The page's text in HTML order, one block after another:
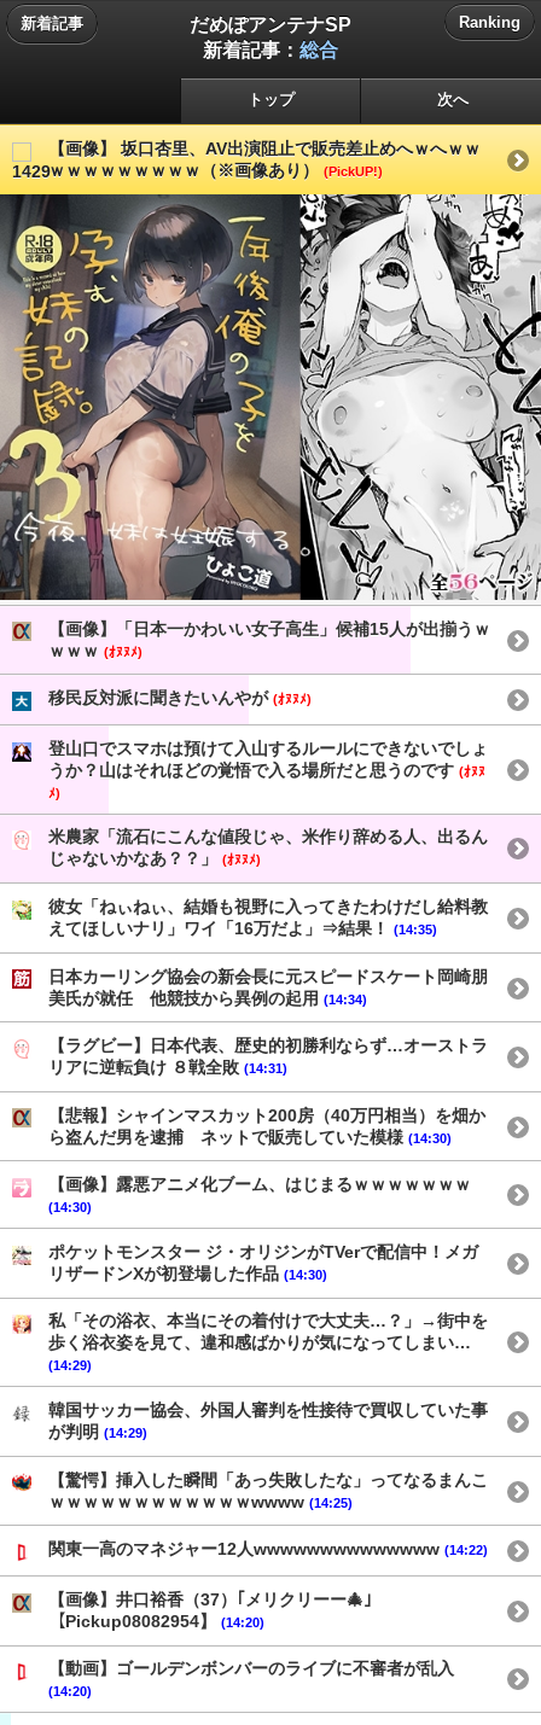
新着記事
だめぽアンテナSP
新着記事： 総合
Ranking
トップ 次へ
【画像】 坂口杏里、AV出演阻止で販売差止めへｗへｗｗ
ｗｗｗｗｗｗｗｗｗ（※画像あり）
(PickUP!)
【画像】「日本一かわいい女子高生」候補15人が出揃うｗ
ｗｗｗ (ｵﾇﾇﾒ)
移民反対派に聞きたいんやが (ｵﾇﾇﾒ)
登山口でスマホは預けて入山するルールにできないでしょ
うか？山はそれほどの覚悟で入る場所だと思うのです (ｵﾇﾇ
ﾒ)
米農家「流石にこんな値段じゃ、米作り辞める人、出るん
じゃないかなあ？？」
(ｵﾇﾇﾒ)
彼女「ねぃねぃ、結婚も視野に入ってきたわけだし給料教
えてほしいナリ」ワイ「16万だよ」⇒結果！
(14:35)
日本カーリング協会の新会長に元スピードスケート岡崎朋
美氏が就任 他競技から異例の起用 (14:34)
【ラグビー】日本代表、歴史的初勝利ならず…オーストラ
リアに逆転負け ８戦全敗 (14:31)
【悲報】シャインマスカット200房（40万円相当）を畑か
ら盗んだ男を逮捕 ネットで販売していた模様 (14:30)
【画像】露悪アニメ化ブーム、はじまるｗｗｗｗｗｗｗ
(14:30)
ポケットモンスター ジ・オリジンがTVerで配信中！メガ
リザードンXが初登場した作品 (14:30)
私「その浴衣、本当にその着付けで大丈夫…？」→街中を
歩く浴衣姿を見て、違和感ばかりが気になってしまい…
(14:29)
韓国サッカー協会、外国人審判を性接待で買収していた事
が判明 (14:29)
【驚愕】挿入した瞬間「あっ失敗したな」ってなるまんこ
ｗｗｗｗｗｗｗｗｗｗｗｗwwww (14:25)
関東一高のマネジャー12人wwwwwwwwwwwwww (14:22)
【画像】井口裕香（37）｢メリクリーー🎄｣
【Pickup08082954】
(14:20)
【動画】ゴールデンボンバーのライブに不審者が乱入
(14:20)